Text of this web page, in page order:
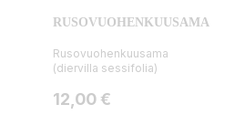
RUSOVUOHENKUUSAMA
Rusovuohenkuusama
(diervilla sessifolia)
Hinta
12,00 €